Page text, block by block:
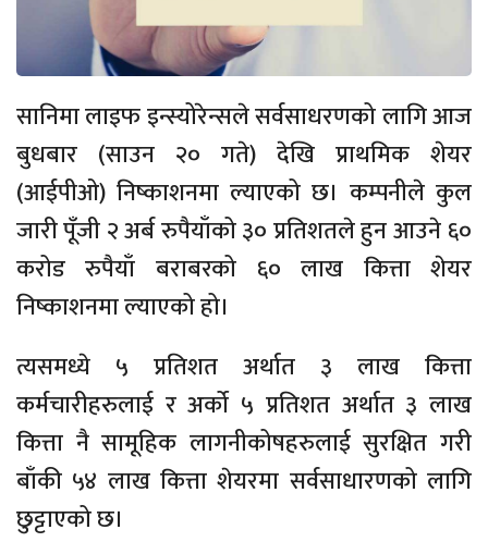
सानिमा लाइफ इन्स्योरेन्सले सर्वसाधरणको लागि आज
बुधबार (साउन २० गते) देखि प्राथमिक शेयर
(आईपीओ) निष्काशनमा ल्याएको छ। कम्पनीले कुल
जारी पूँजी २ अर्ब रुपैयाँको ३० प्रतिशतले हुन आउने ६०
करोड रुपैयाँ बराबरको ६० लाख कित्ता शेयर
निष्काशनमा ल्याएको हो।
त्यसमध्ये ५ प्रतिशत अर्थात ३ लाख कित्ता
कर्मचारीहरुलाई र अर्को ५ प्रतिशत अर्थात ३ लाख
कित्ता नै सामूहिक लागनीकोषहरुलाई सुरक्षित गरी
बाँकी ५४ लाख कित्ता शेयरमा सर्वसाधारणको लागि
छुट्टाएको छ।